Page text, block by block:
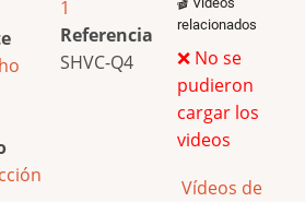
1
Referencia
SHVC-Q4
relacionados
❌ No se
pudieron
cargar los
videos
Vídeos de